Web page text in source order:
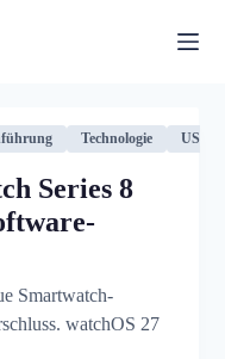
Technologie USA
Series 8
Smartwatch-
watchOS 27